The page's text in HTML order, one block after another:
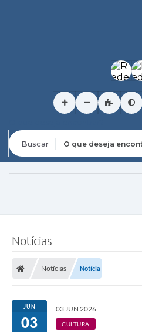
Notícias
Notícias Notícia
JUN
03
03 JUN 2026
CULTURA